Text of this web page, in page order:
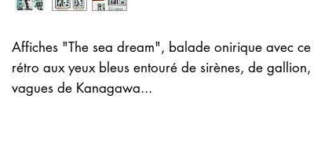
Affiches "The sea dream", balade onirique avec
rétro aux yeux bleus entouré de sirènes, de
vagues de Kanagawa...